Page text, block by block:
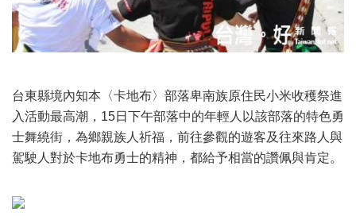
台東縣境內知本〈卡地布〉部落卑南族原住民小米收穫祭進
入活動最高潮，15日下午部落中的年輕人以該部落的特色勇
士舞繞街，為鄉親族人祈福，前往參觀的遊客及往來路人與
駕駛人對於卡地布勇士的精神，都給予相當的讚佩與肯定。